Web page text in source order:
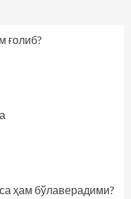
ғолиб?
ҳам бўлаверадими?